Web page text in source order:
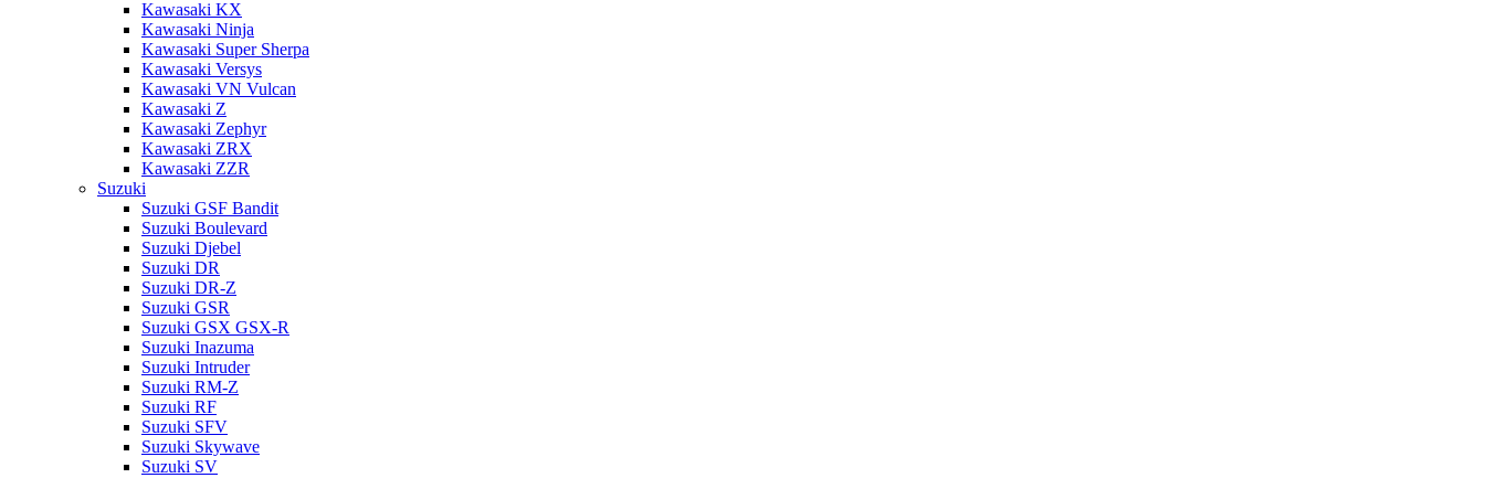
Kawasaki KX
Kawasaki Ninja
Kawasaki Super Sherpa
Kawasaki Versys
Kawasaki VN Vulcan
Kawasaki Z
Kawasaki Zephyr
Kawasaki ZRX
Kawasaki ZZR
Suzuki
Suzuki GSF Bandit
Suzuki Boulevard
Suzuki Djebel
Suzuki DR
Suzuki DR-Z
Suzuki GSR
Suzuki GSX GSX-R
Suzuki Inazuma
Suzuki Intruder
Suzuki RM-Z
Suzuki RF
Suzuki SFV
Suzuki Skywave
Suzuki SV